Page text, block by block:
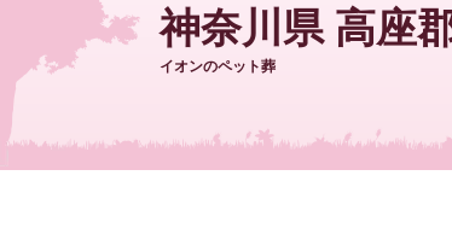
神奈川県 高座
イオンのペット葬